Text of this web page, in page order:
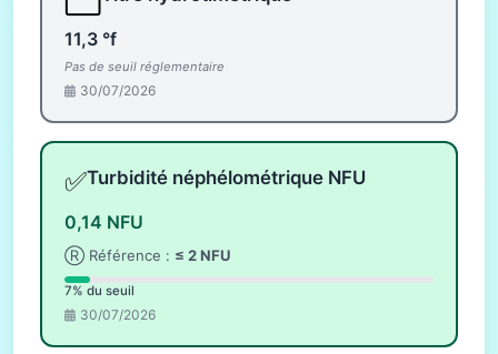
11,3 °f
Pas de seuil réglementaire
30/07/2026
✅Turbidité néphélométrique NFU
0,14 NFU
Ⓡ Référence : ≤ 2 NFU
7% du seuil
30/07/2026